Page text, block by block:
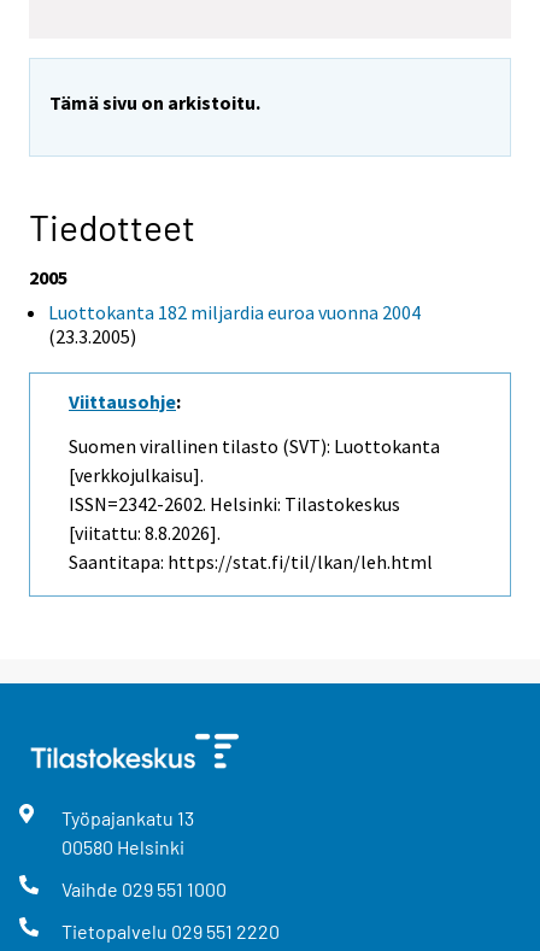
Tämä sivu on arkistoitu.
Tiedotteet
2005
Luottokanta 182 miljardia euroa vuonna 2004
(23.3.2005)
Viittausohje:
Suomen virallinen tilasto (SVT): Luottokanta
[verkkojulkaisu].
ISSN=2342-2602. Helsinki: Tilastokeskus
[viitattu: 8.8.2026].
Saantitapa: https://stat.fi/til/lkan/leh.html
Työpajankatu 13
00580 Helsinki
Vaihde 029 551 1000
Tietopalvelu 029 551 2220